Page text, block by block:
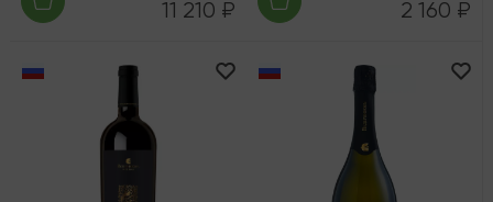
11 210 ₽ 2 160 ₽